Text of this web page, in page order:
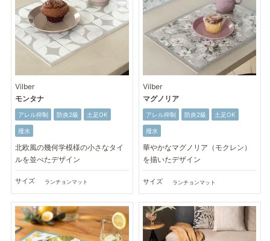
Vilber
モンタナ
アレル抑制 防炎2級 土足OK
撥水
北欧風の幾何学模様の小さなタイ
ルを並べたデザイン
サイズ ランチョンマット
Vilber
マグノリア
アレル抑制 防炎2級 土足OK
撥水
華やかなマグノリア（モクレン）
を描いたデザイン
サイズ ランチョンマット